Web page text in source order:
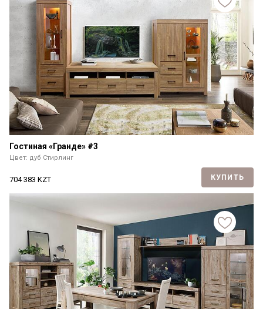
Гостиная «Гранде» #3
Цвет: дуб Стирлинг
704 383 KZT КУПИТЬ